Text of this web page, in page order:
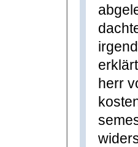
herr